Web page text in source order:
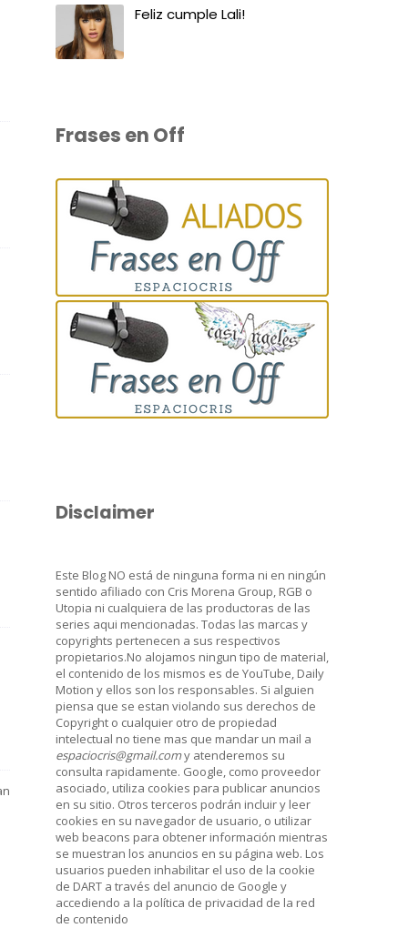
Feliz cumple Lali!
Frases en Off
Disclaimer
Este Blog NO está de ninguna forma ni en ningún
sentido afiliado con Cris Morena Group, RGB o
Utopia ni cualquiera de las productoras de las
series aqui mencionadas. Todas las marcas y
copyrights pertenecen a sus respectivos
propietarios.No alojamos ningun tipo de material,
el contenido de los mismos es de YouTube, Daily
Motion y ellos son los responsables. Si alguien
piensa que se estan violando sus derechos de
Copyright o cualquier otro de propiedad
intelectual no tiene mas que mandar un mail a
espaciocris@gmail.comy atenderemos su
consulta rapidamente. Google, como proveedor
asociado, utiliza cookies para publicar anuncios
en su sitio. Otros terceros podrán incluir y leer
cookies en su navegador de usuario, o utilizar
web beacons para obtener información mientras
se muestran los anuncios en su página web. Los
usuarios pueden inhabilitar el uso de la cookie
de DART a través del anuncio de Google y
accediendo a la política de privacidad de la red
de contenido